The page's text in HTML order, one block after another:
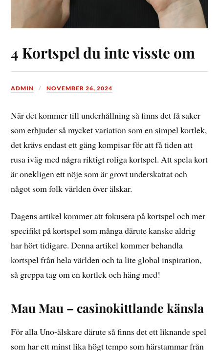
4 Kortspel du inte visste om
ADMIN NOVEMBER 26, 2024
När det kommer till underhållning så finns det få saker
som erbjuder så mycket variation som en simpel kortlek,
det krävs endast ett gäng kompisar för att få tiden att
rusa iväg med några riktigt roliga kortspel. Att spela kort
är onekligen ett nöje som är grovt underskattat och
något som folk världen över älskar.
Dagens artikel kommer att fokusera på kortspel och mer
specifikt på kortspel som många därute kanske aldrig
har hört tidigare. Denna artikel kommer behandla
kortspel från hela världen och ta lite global inspiration,
så greppa tag om en kortlek och häng med!
Mau Mau – casinokittlande känsla
För alla Uno-älskare därute så finns det ett liknande spel
som har ett minst lika högt tempo som härstammar från